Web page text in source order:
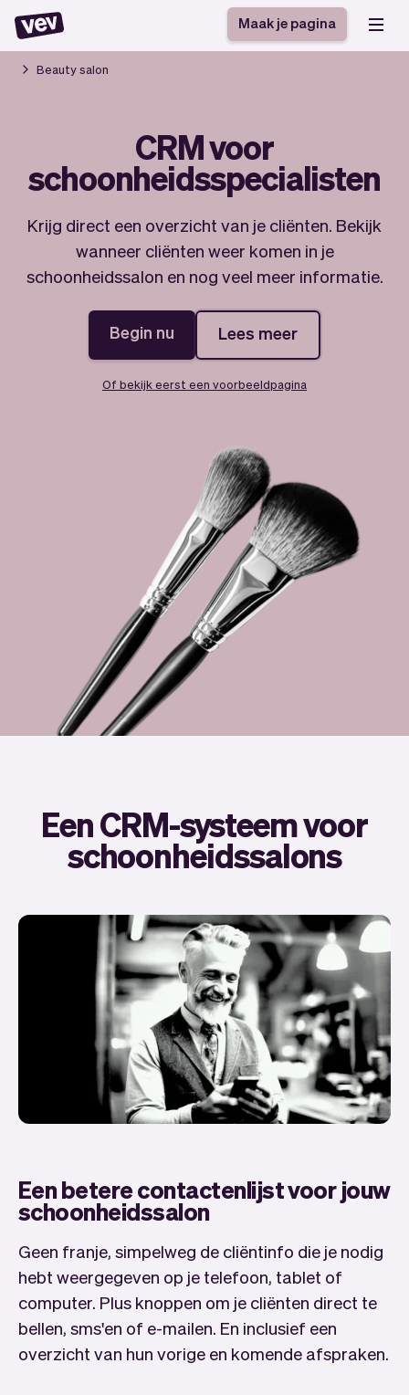
Bezorgsoftware
CRM voor MKB
Inschrijfformulier
Bestelsysteem
Software voor
groepslessen
Software voor
afspraken
Blog
Checkout
Nieuwste updates
Betalingen
Analytics
Stijl
Bedrijf
Belasting
Software
Vev
Overzicht
No-shows
Communicatie
Bezorging
Maak je pagina
Beauty salon
CRM voor
schoonheidsspecialisten
Krijg direct een overzicht van je cliënten. Bekijk
wanneer cliënten weer komen in je
schoonheidssalon en nog veel meer informatie.
Begin nu Lees meer
Of bekijk eerst een voorbeeldpagina
Een CRM-systeem voor
schoonheidssalons
Een betere contactenlijst voor jouw
schoonheidssalon
Geen franje, simpelweg de cliëntinfo die je nodig
hebt weergegeven op je telefoon, tablet of
computer. Plus knoppen om je cliënten direct te
bellen, sms'en of e-mailen. En inclusief een
overzicht van hun vorige en komende afspraken.